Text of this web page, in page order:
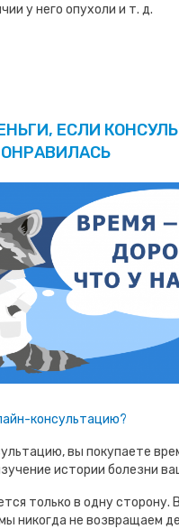
у него опухоли и т. д.
ЕСЛИ
консультацию?
вы покупаете
истории болезни
только в одну сторону.
никогда не возвращаем